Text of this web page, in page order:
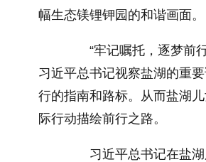
幅生态镁锂钾园的和谐画面。
“牢记嘱托，逐梦前行
习近平总书记视察盐湖的重
行的指南和路标。从而盐湖
际行动描绘前行之路。
习近平总书记在盐湖